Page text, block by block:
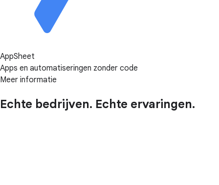
AppSheet
Apps en automatiseringen zonder code
Meer informatie
Echte bedrijven. Echte ervaringen.